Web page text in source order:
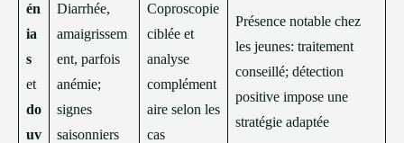
én
ia
s
et
do
uv
Diarrhée,
amaigrissem
ent, parfois
anémie;
signes
saisonniers
Coproscopie
ciblée et
analyse
complément
aire selon les
cas
Présence notable chez
les jeunes: traitement
conseillé; détection
positive impose une
stratégie adaptée